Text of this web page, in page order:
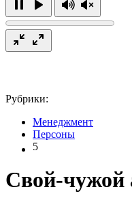
Рубрики:
Менеджмент
Персоны
5
Свой-